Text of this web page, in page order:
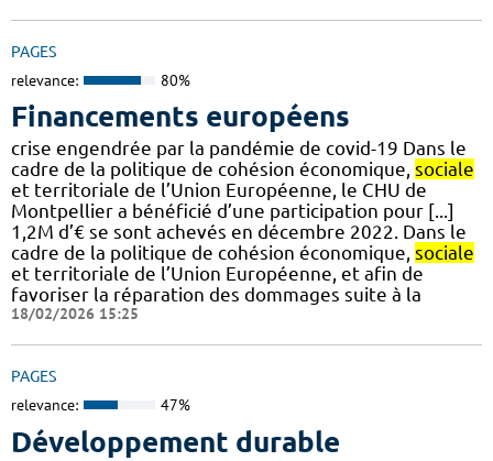
PAGES
relevance: 80%
Financements européens
crise engendrée par la pandémie de covid-19 Dans le
cadre de la politique de cohésion économique, sociale
et territoriale de l’Union Européenne, le CHU de
Montpellier a bénéficié d’une participation pour [...]
1,2M d’€ se sont achevés en décembre 2022. Dans le
cadre de la politique de cohésion économique, sociale
et territoriale de l’Union Européenne, et afin de
favoriser la réparation des dommages suite à la
18/02/2026 15:25
PAGES
relevance: 47%
Développement durable